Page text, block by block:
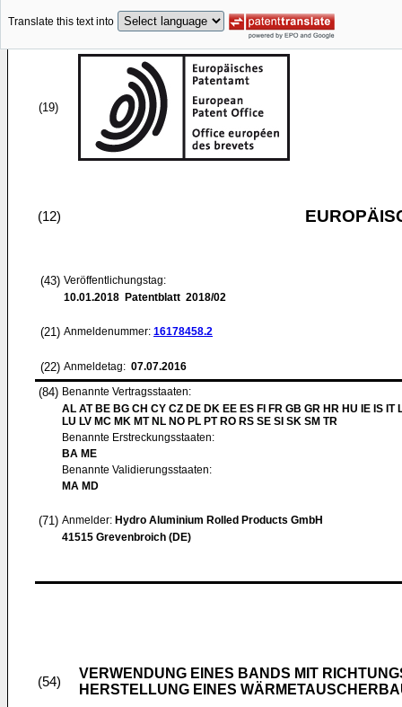
Translate this text into
(19)
(12)
(43) Veröffentlichungstag:
10.01.2018 Patentblatt 2018/02
(21) Anmeldenummer: 16178458.2
(22) Anmeldetag: 07.07.2016
(84) Benannte Vertragsstaaten:
AL AT BE BG CH CY CZ DE DK EE ES FI FR GB GR HR HU IE IS IT
LU LV MC MK MT NL NO PL PT RO RS SE SI SK SM TR
Benannte Erstreckungsstaaten:
BA ME
Benannte Validierungsstaaten:
MA MD
(71) Anmelder: Hydro Aluminium Rolled Products GmbH
41515 Grevenbroich (DE)
(54)
VERWENDUNG EINES BANDS MIT
HERSTELLUNG EINES